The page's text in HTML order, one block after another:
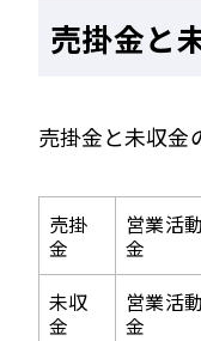
売掛金と
売掛金と未収金
売掛
金
営業活
金
未収
金
営業活
金